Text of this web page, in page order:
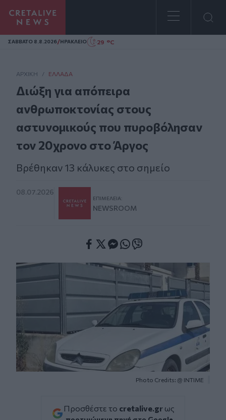
Homepage
ΣAΒΒΑΤΟ 8.8.2026/ΗΡΑΚΛΕΙΟ 29 °C
ΑΡΧΙΚΗ / ΕΛΛΆΔΑ
Διώξη για απόπειρα
ανθρωποκτονίας στους
αστυνομικούς που πυροβόλησαν
τον 20χρονο στο Άργος
Βρέθηκαν 13 κάλυκες στο σημείο
08.07.2026
ΕΠΙΜΈΛΕΙΑ:
NEWSROOM
Photo Credits: @ ΙΝΤΙΜΕ
Προσθέστε το cretalive.gr ως